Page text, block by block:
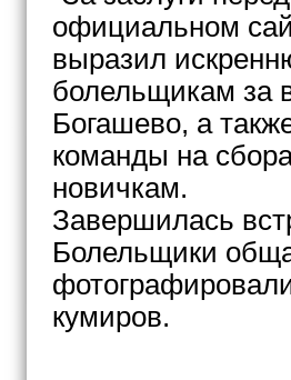
официальном
выразил
болельщикам за
Богашево, а
команды на
новичкам.
Завершилась
Болельщики
кумиров.